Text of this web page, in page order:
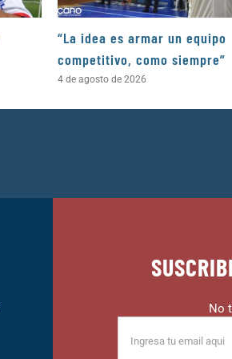
“La idea es armar un equipo
competitivo, como siempre”
4 de agosto de 2026
No